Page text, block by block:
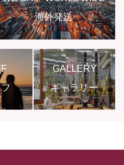
海外発送
GALLERY
ギャラリー